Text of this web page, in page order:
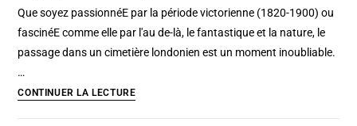
Que soyez passionnéE par la période victorienne (1820-1900) ou
fascinéE comme elle par l'au de-là, le fantastique et la nature, le
passage dans un cimetière londonien est un moment inoubliable.
…
CONTINUER LA LECTURECimetières